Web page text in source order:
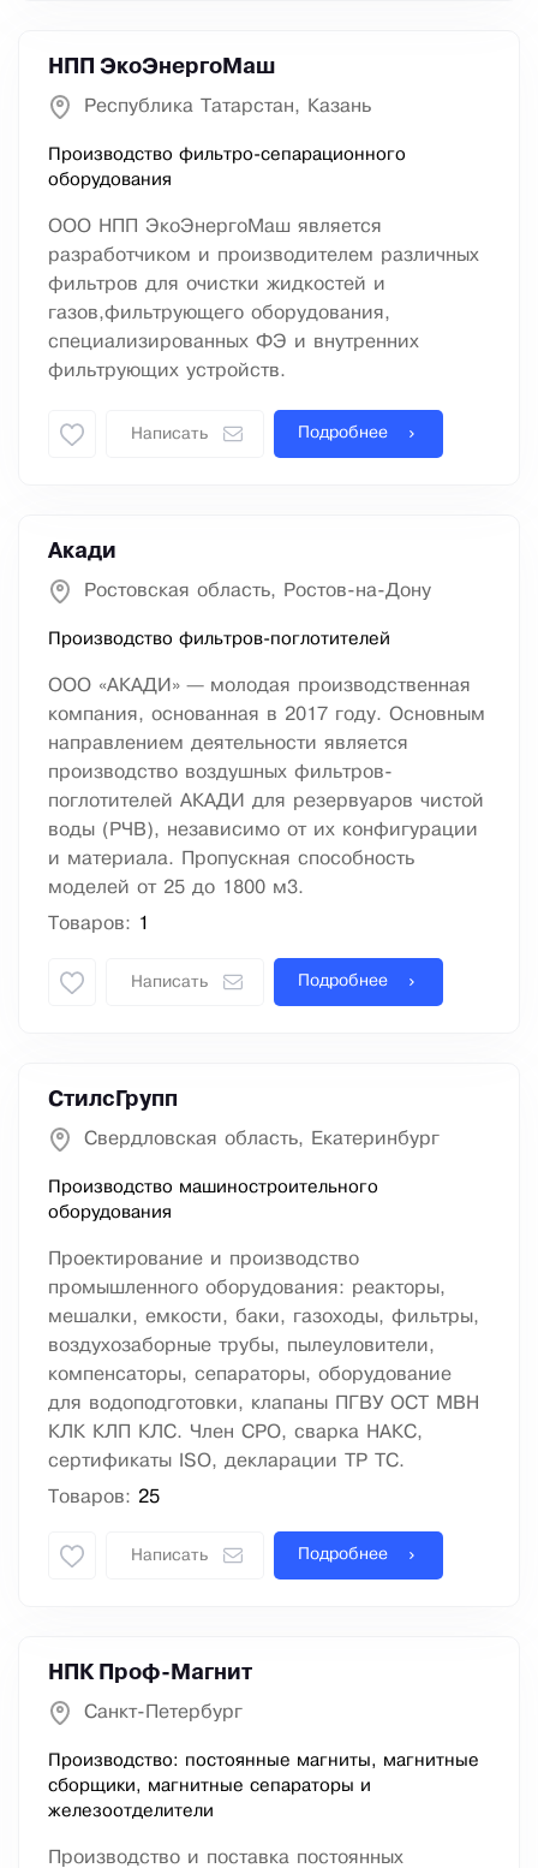
НПП ЭкоЭнергоМаш
Республика Татарстан, Казань
Производство фильтро-сепарационного
оборудования
ООО НПП ЭкоЭнергоМаш является
разработчиком и производителем различных
фильтров для очистки жидкостей и
газов,фильтрующего оборудования,
специализированных ФЭ и внутренних
фильтрующих устройств.
Написать Подробнее
Акади
Ростовская область, Ростов-на-Дону
Производство фильтров-поглотителей
ООО «АКАДИ» — молодая производственная
компания, основанная в 2017 году. Основным
направлением деятельности является
производство воздушных фильтров-
поглотителей АКАДИ для резервуаров чистой
воды (РЧВ), независимо от их конфигурации
и материала. Пропускная способность
моделей от 25 до 1800 м3.
Товаров: 1
Написать Подробнее
СтилсГрупп
Свердловская область, Екатеринбург
Производство машиностроительного
оборудования
Проектирование и производство
промышленного оборудования: реакторы,
мешалки, емкости, баки, газоходы, фильтры,
воздухозаборные трубы, пылеуловители,
компенсаторы, сепараторы, оборудование
для водоподготовки, клапаны ПГВУ ОСТ МВН
КЛК КЛП КЛС. Член СРО, сварка НАКС,
сертификаты ISO, декларации ТР ТС.
Товаров: 25
Написать Подробнее
НПК Проф-Магнит
Санкт-Петербург
Производство: постоянные магниты, магнитные
сборщики, магнитные сепараторы и
железоотделители
Производство и поставка постоянных